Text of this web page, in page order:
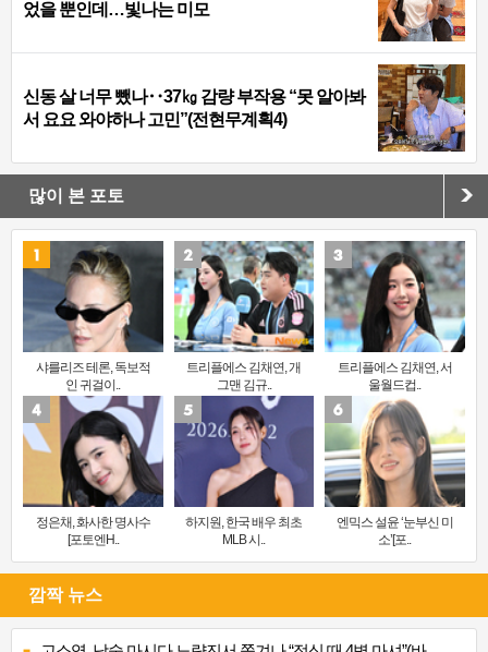
었을 뿐인데…빛나는 미모
신동 살 너무 뺐나‥37㎏ 감량 부작용 “못 알아봐
서 요요 와야하나 고민”(전현무계획4)
많이 본 포토
샤를리즈 테론, 독보적
인 귀걸이..
트리플에스 김채연, 개
그맨 김규..
트리플에스 김채연, 서
울월드컵..
정은채, 화사한 명사수
[포토엔H..
하지원, 한국 배우 최초
MLB 시..
엔믹스 설윤 ‘눈부신 미
소’[포..
깜짝 뉴스